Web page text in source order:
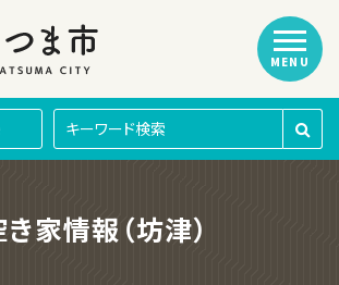
MENU
き家情報（坊津）